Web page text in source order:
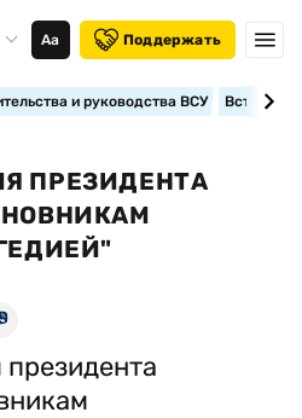
Аа Поддержать
и руководства ВСУ
ПРЕЗИДЕНТА